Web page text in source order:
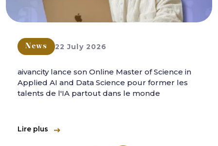
News 22 July 2026
aivancity lance son Online Master of Science in
Applied AI and Data Science pour former les
talents de l'IA partout dans le monde
Lire plus